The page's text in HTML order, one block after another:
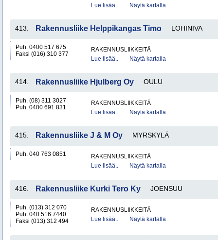
Lue lisää..
Näytä kartalla
413. Rakennusliike Helppikangas Timo LOHINIVA
Puh. 0400 517 675
Faksi (016) 310 377
RAKENNUSLIIKKEITÄ
Lue lisää..
Näytä kartalla
414. Rakennusliike Hjulberg Oy OULU
Puh. (08) 311 3027
Puh. 0400 691 831
RAKENNUSLIIKKEITÄ
Lue lisää..
Näytä kartalla
415. Rakennusliike J & M Oy MYRSKYLÄ
Puh. 040 763 0851
RAKENNUSLIIKKEITÄ
Lue lisää..
Näytä kartalla
416. Rakennusliike Kurki Tero Ky JOENSUU
Puh. (013) 312 070
Puh. 040 516 7440
Faksi (013) 312 494
RAKENNUSLIIKKEITÄ
Lue lisää..
Näytä kartalla